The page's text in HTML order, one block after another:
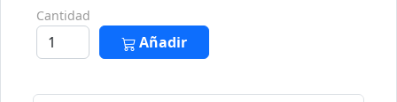
Cantidad
Añadir